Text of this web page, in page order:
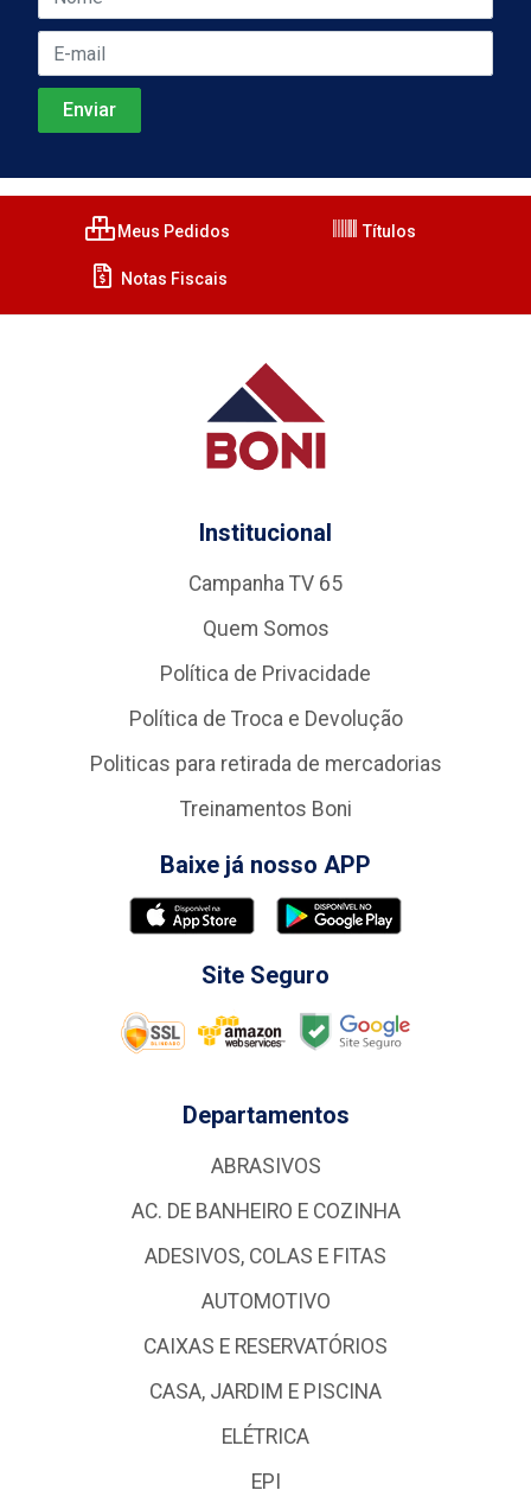
Meus Pedidos Títulos
Notas Fiscais
Institucional
Campanha TV 65
Quem Somos
Política de Privacidade
Política de Troca e Devolução
Politicas para retirada de mercadorias
Treinamentos Boni
Baixe já nosso APP
Site Seguro
Departamentos
ABRASIVOS
AC. DE BANHEIRO E COZINHA
ADESIVOS, COLAS E FITAS
AUTOMOTIVO
CAIXAS E RESERVATÓRIOS
CASA, JARDIM E PISCINA
ELÉTRICA
EPI